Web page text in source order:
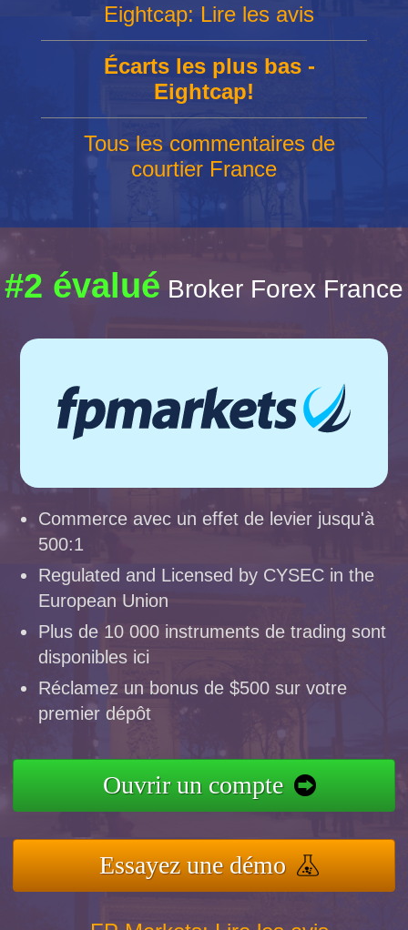
Eightcap: Lire les avis
Écarts les plus bas -
Eightcap!
Tous les commentaires de
courtier France
#2 évalué Broker Forex France
Commerce avec un effet de levier jusqu'à
500:1
Regulated and Licensed by CYSEC in the
European Union
Plus de 10 000 instruments de trading sont
disponibles ici
Réclamez un bonus de $500 sur votre
premier dépôt
Ouvrir un compte
Essayez une démo